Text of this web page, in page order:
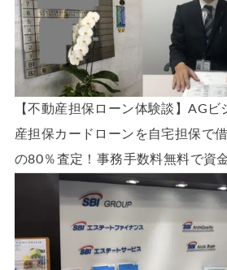
【不動産担保ローン体験談】AG
産担保カードローンを自宅担保で
の80％査定！事務手数料無料で資